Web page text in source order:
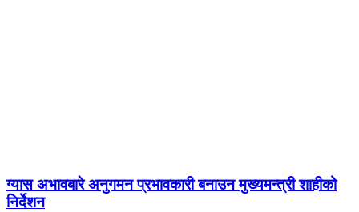
ग्यास अभावबारे अनुगमन प्रभावकारी बनाउन मुख्यमन्त्री शाहीको
निर्देशन